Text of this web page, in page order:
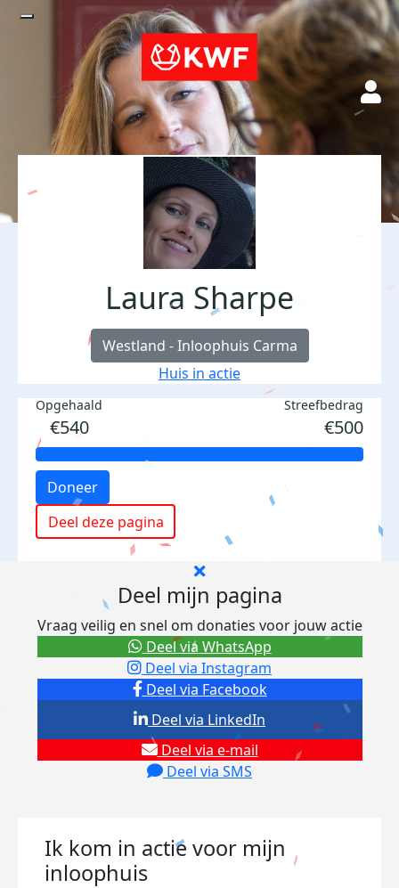
Laura Sharpe
Westland - Inloophuis Carma
Huis in actie
Opgehaald
€540
Streefbedrag
€500
Doneer
Deel deze pagina
Deel mijn pagina
Vraag veilig en snel om donaties voor jouw actie
Deel via Facebook
Deel via Instagram
Deel via e-mail
Deel via SMS
Deel via LinkedIn
Deel via WhatsApp
Ik kom in actie voor mijn
inloophuis